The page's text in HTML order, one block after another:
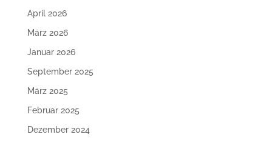
April 2026
März 2026
Januar 2026
September 2025
März 2025
Februar 2025
Dezember 2024